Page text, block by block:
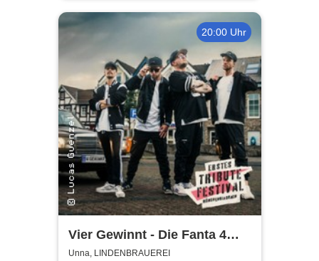
20:00 Uhr
Vier Gewinnt - Die Fanta 4
Tributeband
Unna, LINDENBRAUEREI